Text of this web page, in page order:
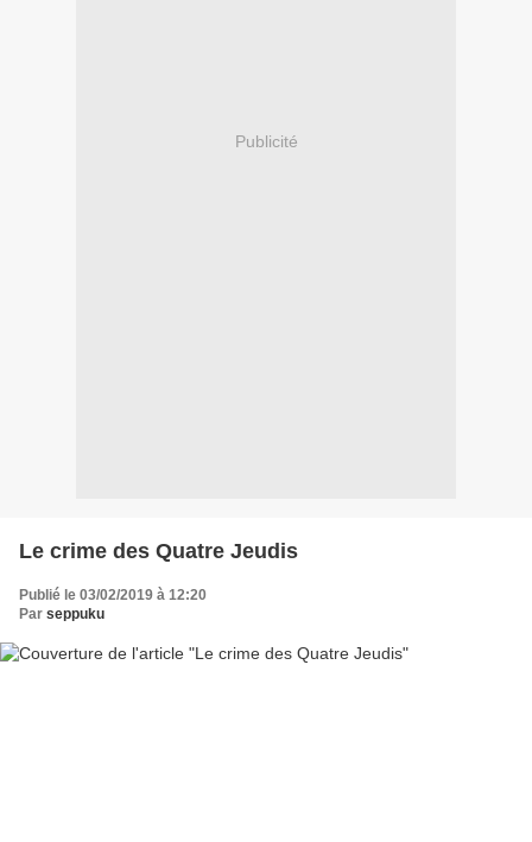
Publicité
Le crime des Quatre Jeudis
Publié le 03/02/2019 à 12:20
Par seppuku